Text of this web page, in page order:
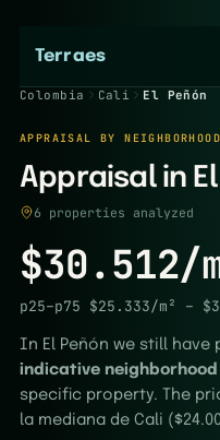
Terraes
Colombia Cali El Peñón
APPRAISAL BY NEIGHBORHOOD
Appraisal in
6 properties analyzed
$30.512/
p25–p75 $25.333/m² –
In El Peñón we still
indicative
specific property. The
la mediana de Cali